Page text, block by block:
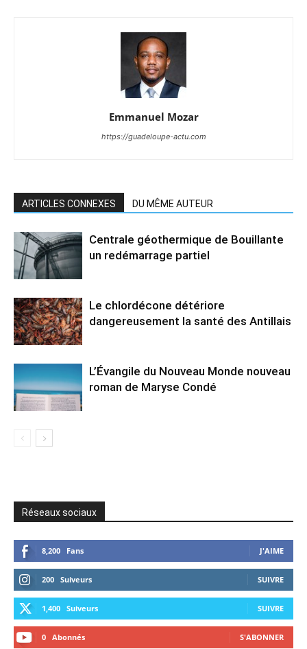
Emmanuel Mozar
https://guadeloupe-actu.com
ARTICLES CONNEXES DU MÊME AUTEUR
Centrale géothermique de Bouillante
un redémarrage partiel
Le chlordécone détériore
dangereusement la santé des Antillais
L’Évangile du Nouveau Monde nouveau
roman de Maryse Condé
Réseaux sociaux
8,200 Fans J'AIME
200 Suiveurs SUIVRE
1,400 Suiveurs SUIVRE
0 Abonnés S'ABONNER